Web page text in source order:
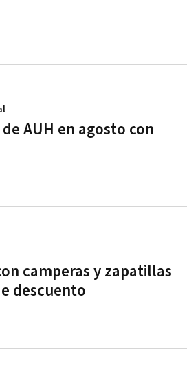
AUH en agosto con
camperas y zapatillas
descuento